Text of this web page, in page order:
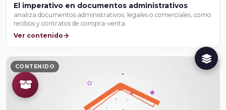
El imperativo en documentos administrativos
analiza documentos administrativos, legales o comerciales, como
recibos y contratos de compra-venta.
Ver contenido
CONTENIDO